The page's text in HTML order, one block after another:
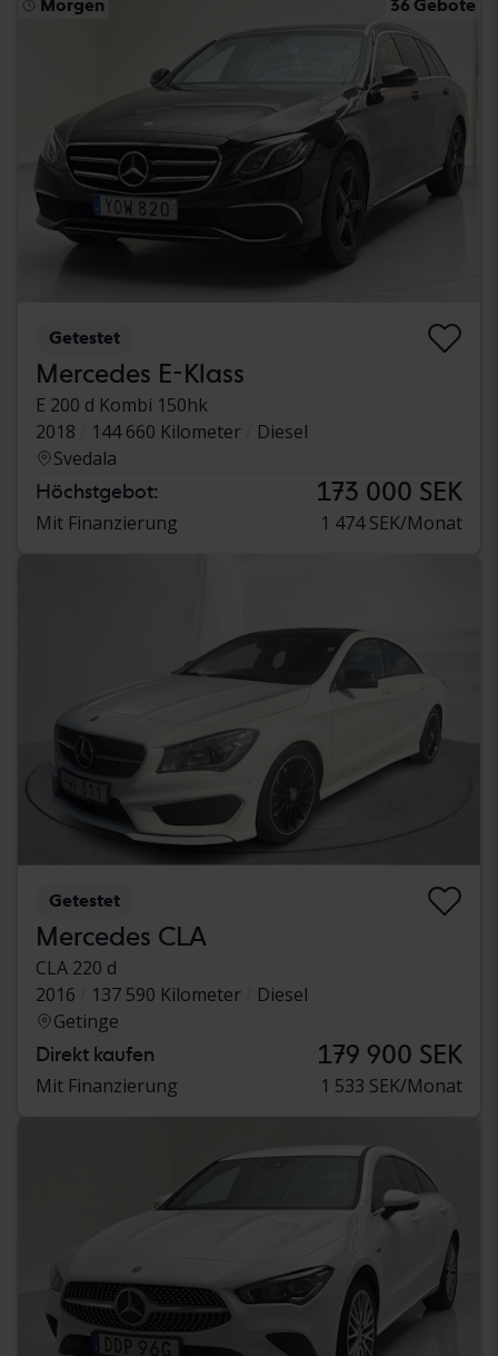
Morgen 36 Gebote
Getestet
Mercedes E-Klass
E 200 d Kombi 150hk
2018
144 660 Kilometer
Diesel
Svedala
Höchstgebot: 173 000 SEK
Mit Finanzierung 1 474 SEK/Monat
Getestet
Mercedes CLA
CLA 220 d
2016
137 590 Kilometer
Diesel
Getinge
Direkt kaufen 179 900 SEK
Mit Finanzierung 1 533 SEK/Monat